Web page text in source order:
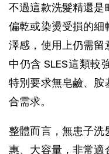
不過這款洗髮精還是
偏乾或染燙受損的細
澤感，使用上仍需留
中仍含 SLES這類較
特別要求無皂鹼、胺
合需求。
整體而言，無患子洗
惠、大容量，非常適